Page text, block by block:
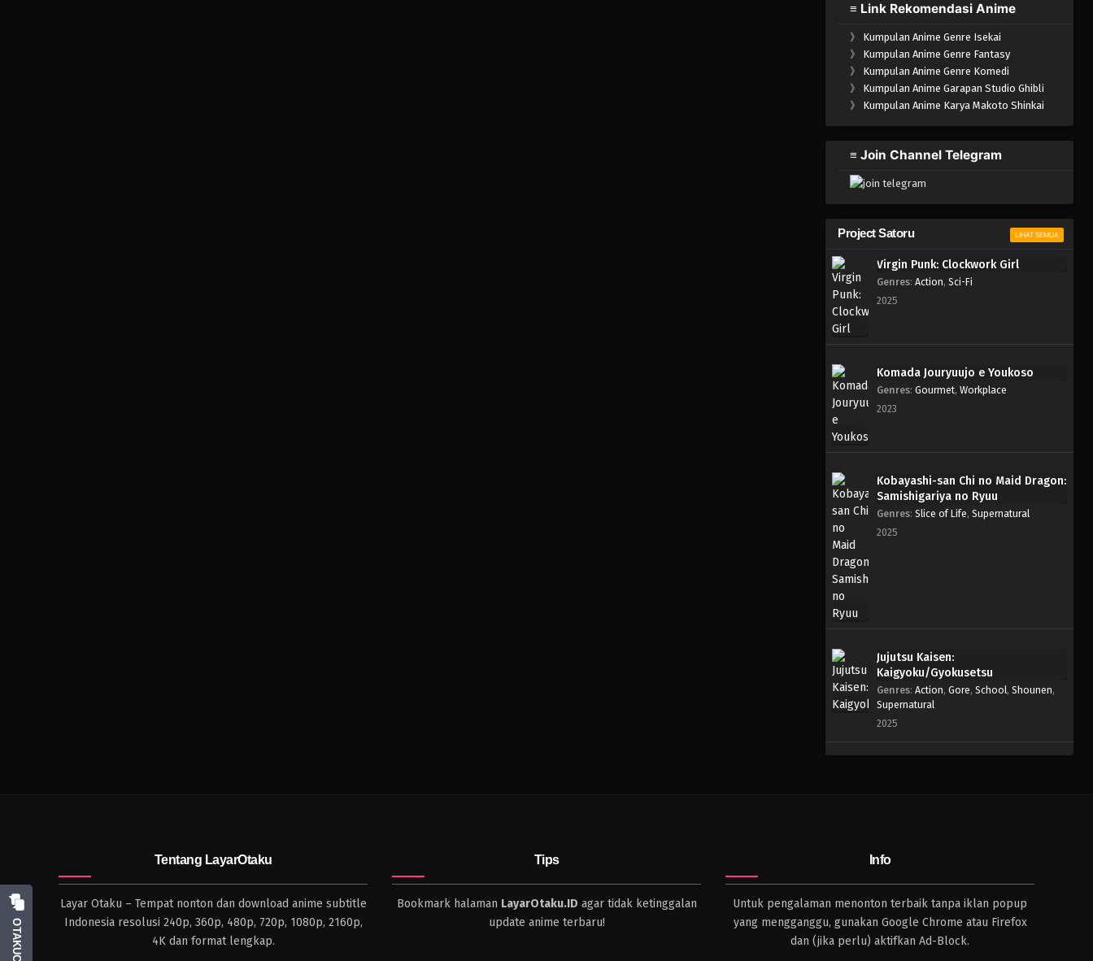
≡ Link Rekomendasi Anime
》 Kumpulan Anime Genre Isekai
》 Kumpulan Anime Genre Fantasy
》 Kumpulan Anime Genre Komedi
》 Kumpulan Anime Garapan Studio Ghibli
》 Kumpulan Anime Karya Makoto Shinkai
≡ Join Channel Telegram
Project Satoru LIHAT SEMUA
Virgin Punk: Clockwork Girl
Genres: Action, Sci-Fi
2025
Komada Jouryuujo e Youkoso
Genres: Gourmet, Workplace
2023
Kobayashi-san Chi no Maid Dragon:
Samishigariya no Ryuu
Genres: Slice of Life, Supernatural
2025
Jujutsu Kaisen:
Kaigyoku/Gyokusetsu
Genres: Action, Gore, School, Shounen,
Supernatural
2025
Tentang LayarOtaku
Layar Otaku – Tempat nonton dan download anime subtitle
Indonesia resolusi 240p, 360p, 480p, 720p, 1080p, 2160p,
4K dan format lengkap.
Tips
Bookmark halaman LayarOtaku.ID agar tidak ketinggalan
update anime terbaru!
Info
Untuk pengalaman menonton terbaik tanpa iklan popup
yang mengganggu, gunakan Google Chrome atau Firefox
dan (jika perlu) aktifkan Ad-Block.